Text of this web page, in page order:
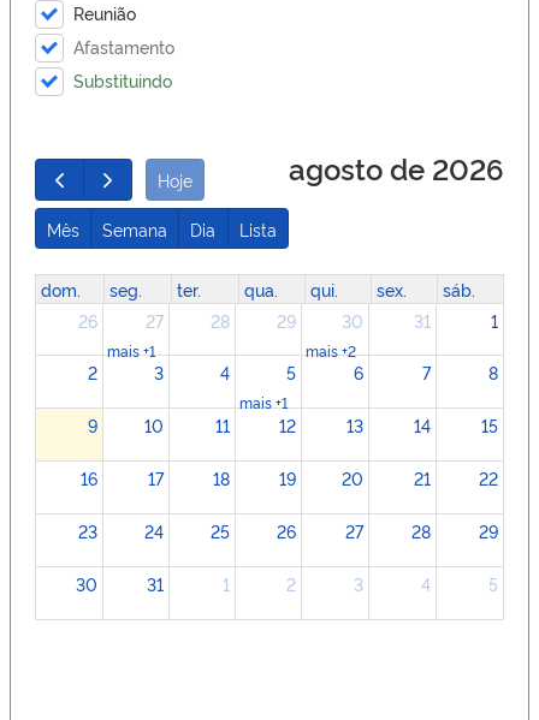
Reunião
Afastamento
Substituindo
Hoje agosto de 2026
Mês Semana Dia Lista
dom. seg. ter. qua. qui. sex.
sáb.
26
27
mais +1
28 29 30
mais +2
31 1
2 3 4 5
mais +1
6 7 8
9 10 11 12 13 14 15
16 17 18 19 20 21 22
23 24 25 26 27 28 29
30 31 1 2 3 4 5